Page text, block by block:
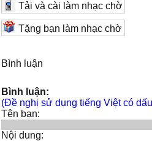
Tải và cài làm nhạc chờ
Tặng bạn làm nhạc chờ
Bình luận
Bình luận:
(Đề nghị sử dụng tiếng Việt có
Tên bạn:
Nội dung: